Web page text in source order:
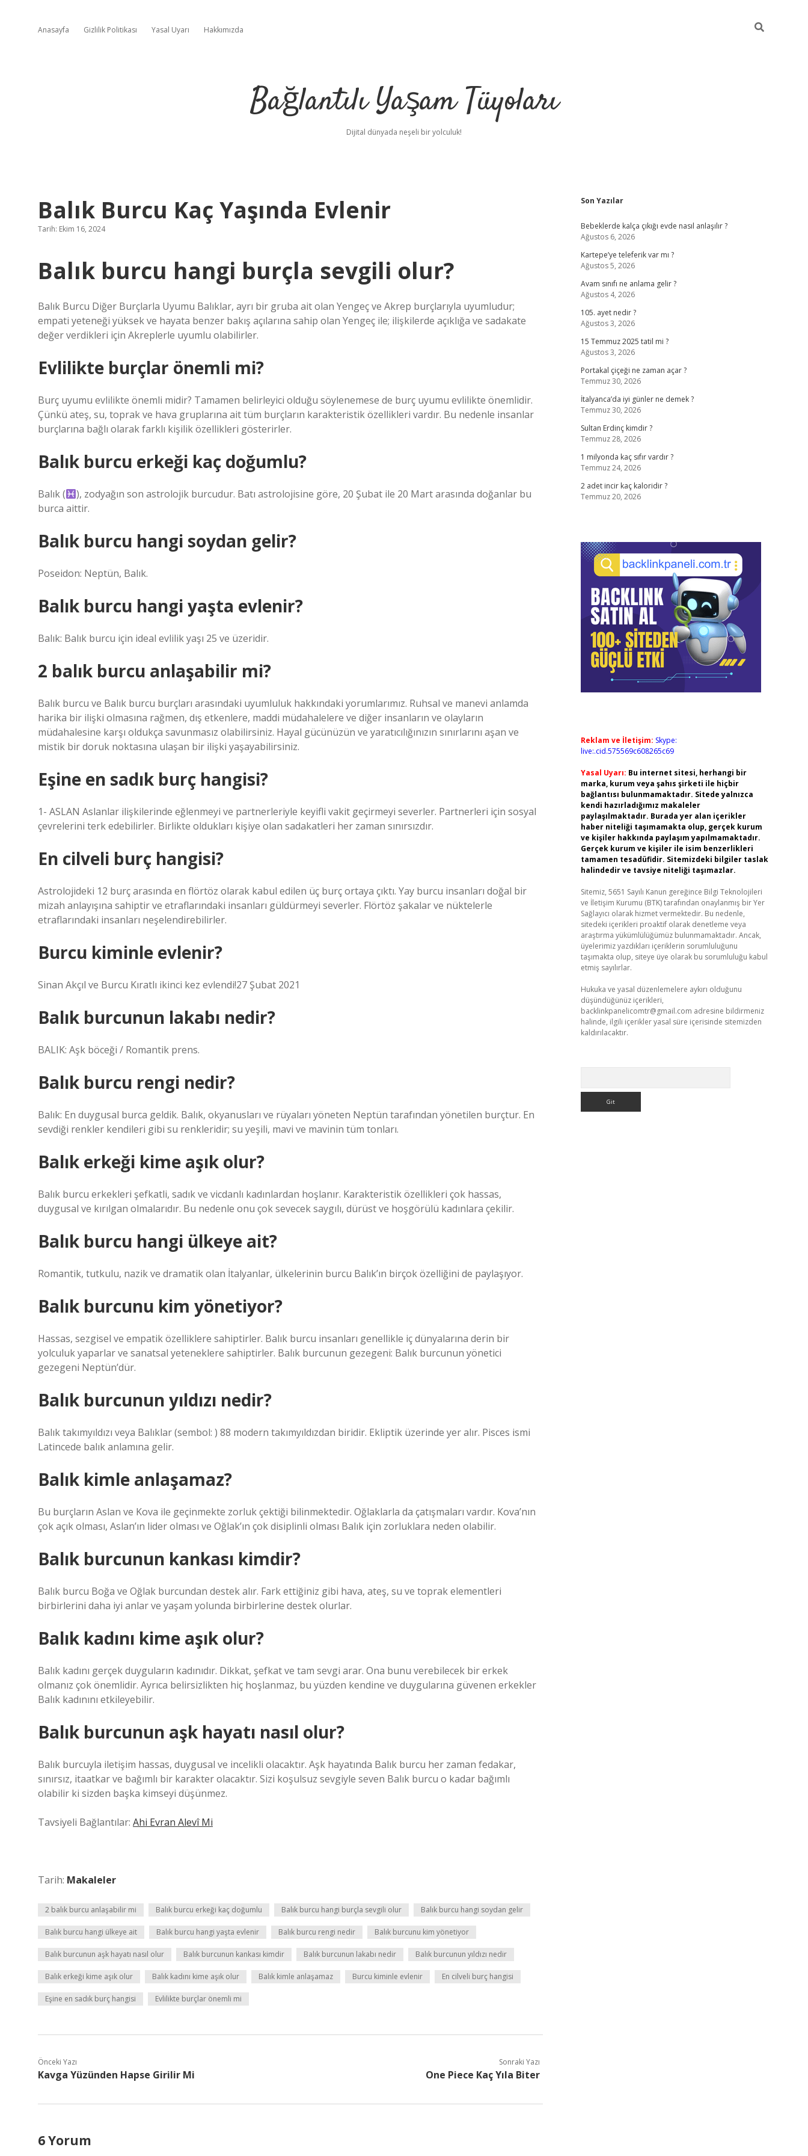
Anasayfa Gizlilik Politikası Yasal Uyarı Hakkımızda
Bağlantılı Yaşam Tüyoları
Dijital dünyada neşeli bir yolculuk!
Balık Burcu Kaç Yaşında Evlenir
Tarih: Ekim 16, 2024
Balık burcu hangi burçla sevgili olur?
Balık Burcu Diğer Burçlarla Uyumu Balıklar, ayrı bir gruba ait olan Yengeç ve Akrep burçlarıyla uyumludur;
empati yeteneği yüksek ve hayata benzer bakış açılarına sahip olan Yengeç ile; ilişkilerde açıklığa ve sadakate
değer verdikleri için Akreplerle uyumlu olabilirler.
Evlilikte burçlar önemli mi?
Burç uyumu evlilikte önemli midir? Tamamen belirleyici olduğu söylenemese de burç uyumu evlilikte önemlidir.
Çünkü ateş, su, toprak ve hava gruplarına ait tüm burçların karakteristik özellikleri vardır. Bu nedenle insanlar
burçlarına bağlı olarak farklı kişilik özellikleri gösterirler.
Balık burcu erkeği kaç doğumlu?
Balık (
), zodyağın son astrolojik burcudur. Batı astrolojisine göre, 20 Şubat ile 20 Mart arasında doğanlar bu
burca aittir.
Balık burcu hangi soydan gelir?
Poseidon: Neptün, Balık.
Balık burcu hangi yaşta evlenir?
Balık: Balık burcu için ideal evlilik yaşı 25 ve üzeridir.
2 balık burcu anlaşabilir mi?
Balık burcu ve Balık burcu burçları arasındaki uyumluluk hakkındaki yorumlarımız. Ruhsal ve manevi anlamda
harika bir ilişki olmasına rağmen, dış etkenlere, maddi müdahalelere ve diğer insanların ve olayların
müdahalesine karşı oldukça savunmasız olabilirsiniz. Hayal gücünüzün ve yaratıcılığınızın sınırlarını aşan ve
mistik bir doruk noktasına ulaşan bir ilişki yaşayabilirsiniz.
Eşine en sadık burç hangisi?
1- ASLAN Aslanlar ilişkilerinde eğlenmeyi ve partnerleriyle keyifli vakit geçirmeyi severler. Partnerleri için sosyal
çevrelerini terk edebilirler. Birlikte oldukları kişiye olan sadakatleri her zaman sınırsızdır.
En cilveli burç hangisi?
Astrolojideki 12 burç arasında en flörtöz olarak kabul edilen üç burç ortaya çıktı. Yay burcu insanları doğal bir
mizah anlayışına sahiptir ve etraflarındaki insanları güldürmeyi severler. Flörtöz şakalar ve nüktelerle
etraflarındaki insanları neşelendirebilirler.
Burcu kiminle evlenir?
Sinan Akçıl ve Burcu Kıratlı ikinci kez evlendi!27 Şubat 2021
Balık burcunun lakabı nedir?
BALIK: Aşk böceği / Romantik prens.
Balık burcu rengi nedir?
Balık: En duygusal burca geldik. Balık, okyanusları ve rüyaları yöneten Neptün tarafından yönetilen burçtur. En
sevdiği renkler kendileri gibi su renkleridir; su yeşili, mavi ve mavinin tüm tonları.
Balık erkeği kime aşık olur?
Balık burcu erkekleri şefkatli, sadık ve vicdanlı kadınlardan hoşlanır. Karakteristik özellikleri çok hassas,
duygusal ve kırılgan olmalarıdır. Bu nedenle onu çok sevecek saygılı, dürüst ve hoşgörülü kadınlara çekilir.
Balık burcu hangi ülkeye ait?
Romantik, tutkulu, nazik ve dramatik olan İtalyanlar, ülkelerinin burcu Balık’ın birçok özelliğini de paylaşıyor.
Balık burcunu kim yönetiyor?
Hassas, sezgisel ve empatik özelliklere sahiptirler. Balık burcu insanları genellikle iç dünyalarına derin bir
yolculuk yaparlar ve sanatsal yeteneklere sahiptirler. Balık burcunun gezegeni: Balık burcunun yönetici
gezegeni Neptün’dür.
Balık burcunun yıldızı nedir?
Balık takımyıldızı veya Balıklar (sembol: ) 88 modern takımyıldızdan biridir. Ekliptik üzerinde yer alır. Pisces ismi
Latincede balık anlamına gelir.
Balık kimle anlaşamaz?
Bu burçların Aslan ve Kova ile geçinmekte zorluk çektiği bilinmektedir. Oğlaklarla da çatışmaları vardır. Kova’nın
çok açık olması, Aslan’ın lider olması ve Oğlak’ın çok disiplinli olması Balık için zorluklara neden olabilir.
Balık burcunun kankası kimdir?
Balık burcu Boğa ve Oğlak burcundan destek alır. Fark ettiğiniz gibi hava, ateş, su ve toprak elementleri
birbirlerini daha iyi anlar ve yaşam yolunda birbirlerine destek olurlar.
Balık kadını kime aşık olur?
Balık kadını gerçek duyguların kadınıdır. Dikkat, şefkat ve tam sevgi arar. Ona bunu verebilecek bir erkek
olmanız çok önemlidir. Ayrıca belirsizlikten hiç hoşlanmaz, bu yüzden kendine ve duygularına güvenen erkekler
Balık kadınını etkileyebilir.
Balık burcunun aşk hayatı nasıl olur?
Balık burcuyla iletişim hassas, duygusal ve incelikli olacaktır. Aşk hayatında Balık burcu her zaman fedakar,
sınırsız, itaatkar ve bağımlı bir karakter olacaktır. Sizi koşulsuz sevgiyle seven Balık burcu o kadar bağımlı
olabilir ki sizden başka kimseyi düşünmez.
Tavsiyeli Bağlantılar: Ahi Evran Alevî Mi
Tarih: Makaleler
2 balık burcu anlaşabilir mi Balık burcu erkeği kaç doğumlu Balık burcu hangi burçla sevgili olur Balık burcu hangi soydan gelir
Balık burcu hangi ülkeye ait Balık burcu hangi yaşta evlenir Balık burcu rengi nedir Balık burcunu kim yönetiyor
Balık burcunun aşk hayatı nasıl olur Balık burcunun kankası kimdir Balık burcunun lakabı nedir Balık burcunun yıldızı nedir
Balık erkeği kime aşık olur Balık kadını kime aşık olur Balık kimle anlaşamaz Burcu kiminle evlenir En cilveli burç hangisi
Eşine en sadık burç hangisi Evlilikte burçlar önemli mi
Önceki Yazı
Kavga Yüzünden Hapse Girilir Mi
Sonraki Yazı
One Piece Kaç Yıla Biter
6 Yorum
Sidebar
Son Yazılar
Bebeklerde kalça çıkığı evde nasıl anlaşılır ?
Ağustos 6, 2026
Kartepe’ye teleferik var mı ?
Ağustos 5, 2026
Avam sınıfı ne anlama gelir ?
Ağustos 4, 2026
105. ayet nedir ?
Ağustos 3, 2026
15 Temmuz 2025 tatil mi ?
Ağustos 3, 2026
Portakal çiçeği ne zaman açar ?
Temmuz 30, 2026
İtalyanca’da iyi günler ne demek ?
Temmuz 30, 2026
Sultan Erdinç kimdir ?
Temmuz 28, 2026
1 milyonda kaç sıfır vardır ?
Temmuz 24, 2026
2 adet incir kaç kaloridir ?
Temmuz 20, 2026
Reklam ve İletişim: Skype:
live:.cid.575569c608265c69
Yasal Uyarı: Bu internet sitesi, herhangi bir
marka, kurum veya şahıs şirketi ile hiçbir
bağlantısı bulunmamaktadır. Sitede yalnızca
kendi hazırladığımız makaleler
paylaşılmaktadır. Burada yer alan içerikler
haber niteliği taşımamakta olup, gerçek kurum
ve kişiler hakkında paylaşım yapılmamaktadır.
Gerçek kurum ve kişiler ile isim benzerlikleri
tamamen tesadüfidir. Sitemizdeki bilgiler taslak
halindedir ve tavsiye niteliği taşımazlar.
Sitemiz, 5651 Sayılı Kanun gereğince Bilgi Teknolojileri
ve İletişim Kurumu (BTK) tarafından onaylanmış bir Yer
Sağlayıcı olarak hizmet vermektedir. Bu nedenle,
sitedeki içerikleri proaktif olarak denetleme veya
araştırma yükümlülüğümüz bulunmamaktadır. Ancak,
üyelerimiz yazdıkları içeriklerin sorumluluğunu
taşımakta olup, siteye üye olarak bu sorumluluğu kabul
etmiş sayılırlar.
Hukuka ve yasal düzenlemelere aykırı olduğunu
düşündüğünüz içerikleri,
backlinkpanelicomtr@gmail.com adresine bildirmeniz
halinde, ilgili içerikler yasal süre içerisinde sitemizden
kaldırılacaktır.